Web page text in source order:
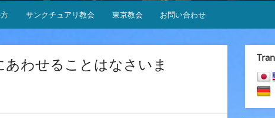
サンクチュアリ教会 東京教会 お問い合わせ
わせることはなさいま